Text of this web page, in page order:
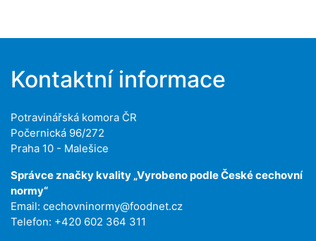
Kontaktní informace
Potravinářská komora ČR
Počernická 96/272
Praha 10 - Malešice
Správce značky kvality „Vyrobeno podle České cechovní
normy“
Email: cechovninormy@foodnet.cz
Telefon: +420 602 364 311